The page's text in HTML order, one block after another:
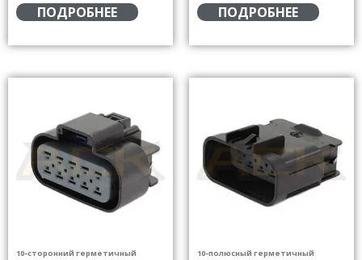
ПОДРОБНЕЕ ПОДРОБНЕЕ
10-сторонний герметичный
10-полюсный герметичный